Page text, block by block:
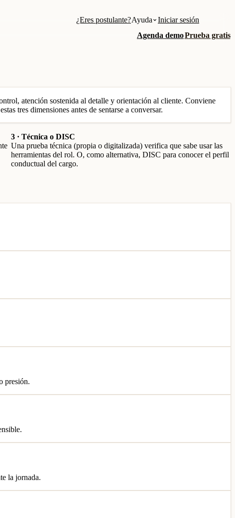
¿Eres postulante?Ayuda
Iniciar sesión
Agenda demoPrueba gratis
atención sostenida al detalle y orientación al cliente. Conviene
tres dimensiones antes de sentarse a conversar.
3 · Técnica o DISC
Una prueba técnica (propia o digitalizada) verifica que sabe usar las
herramientas del rol. O, como alternativa, DISC para conocer el perfil
conductual del cargo.
presión.
la jornada.